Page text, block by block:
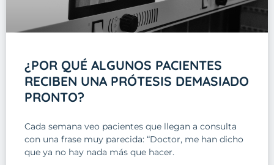
¿POR QUÉ ALGUNOS PACIENTES
RECIBEN UNA PRÓTESIS DEMASIADO
PRONTO?
Cada semana veo pacientes que llegan a consulta
con una frase muy parecida: “Doctor, me han dicho
que ya no hay nada más que hacer.